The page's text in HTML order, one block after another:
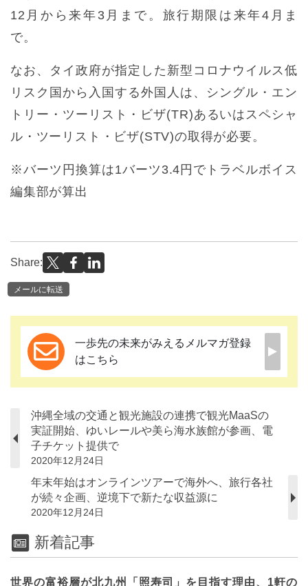
12月から来年3月まで。旅行期限は来年4月ま
で。
なお、タイ政府が指定した新型コロナウイルス低
リスク国から入国する外国人は、シングル・エン
トリー・ツーリスト・ビザ(TR)あるいはスペシャ
ル・ツーリスト・ビザ(STV)の取得が必要。
※バーツ円換算は1バーツ3.4円でトラベルボイス
編集部が算出
Share:
メールに転送
一歩先の未来がみえるメルマガ登録
はこちら
沖縄全域の交通と観光施設の連携で観光MaaSの
実証開始、ゆいレールや美ら海水族館が参画、電
子チケット提供で
2020年12月24日
年末年始はオンラインツアーで海外へ、旅行各社
が続々企画、逆境下で新たな収益源に
2020年12月24日
新着記事
世界の富裕層が北九州「照寿司」を目指す理由、1軒の